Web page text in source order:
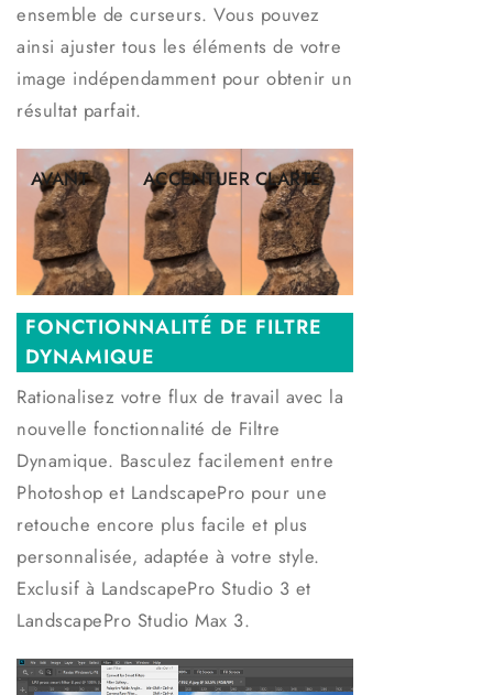
ensemble de curseurs. Vous pouvez
ainsi ajuster tous les éléments de votre
image indépendamment pour obtenir un
résultat parfait.
AVANT ACCENTUER CLARTÉ
FONCTIONNALITÉ DE FILTRE
DYNAMIQUE
Rationalisez votre flux de travail avec la
nouvelle fonctionnalité de Filtre
Dynamique. Basculez facilement entre
Photoshop et LandscapePro pour une
retouche encore plus facile et plus
personnalisée, adaptée à votre style.
Exclusif à LandscapePro Studio 3 et
LandscapePro Studio Max 3.